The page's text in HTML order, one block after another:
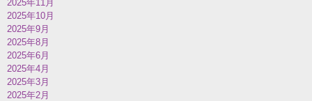
2025年11月
2025年10月
2025年9月
2025年8月
2025年6月
2025年4月
2025年3月
2025年2月